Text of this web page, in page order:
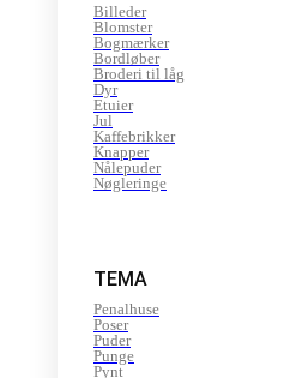
Billeder
Blomster
Bogmærker
Bordløber
Broderi til låg
Dyr
Etuier
Jul
Kaffebrikker
Knapper
Nålepuder
Nøgleringe
TEMA
Penalhuse
Poser
Puder
Punge
Pynt